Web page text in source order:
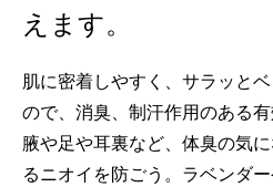
えます。
肌に密着しやすく、サラッと
ので、消臭、制汗作用のある有
腋や足や耳裏など、体臭の気
るニオイを防ごう。ラベンダ